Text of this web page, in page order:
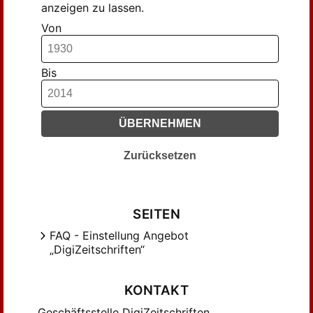
Hassler, Uta (15)
Hess, Toni (10)
Hesse, Frank Pieter (40)
Heuter, Christoph (15)
Himen, Helga; Walter, Uli (23)
Hubel , Achim (10)
Huyer , Michael; Krienke , Dieter; Weber
Jacobs, Joachim G. (21)
Karg, Detlef (16)
Keibel, Fritz (26)
Kerkhoff , Ulrich (15)
anzeigen zu lassen.
Von
Bis
ÜBERNEHMEN
Zurücksetzen
SEITEN
FAQ - Einstellung Angebot
„DigiZeitschriften“
KONTAKT